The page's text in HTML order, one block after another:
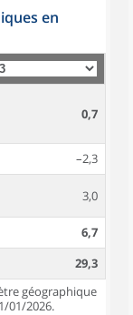
en
0,7
–2,3
3,0
6,7
29,3
géographique
01/2026.